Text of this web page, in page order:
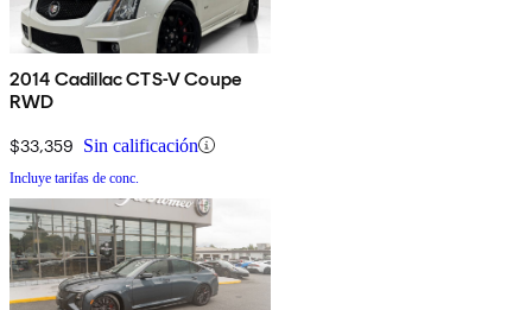
2014 Cadillac CTS-V Coupe
RWD
$33,359 Sin calificación
Incluye tarifas de conc.